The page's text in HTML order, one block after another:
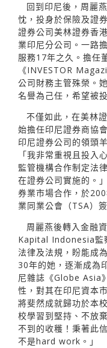
回到印尼後，周麗
忱，投身於保險及證
證券公司美林證券香
業印尼分公司。一路
服務17年之久。擔任
《INVESTOR
公司財務主管殊榮。
名譽為己任，希望被
不僅如此，在美林
始擔任印尼證券商協
印尼證券公司的領頭
「我非常重視且投入
監管機構合作制定法
在證券公司實施的。
券業市場合作，於
業同業公會（TSA）
周麗燕後轉入金融
Kapital Indonesia監
法律及法規，盼能成
30年的她，逐漸成為
尼雜誌《Globe Asia
性，對其在印尼資本
將斐然成就歸功於本
校學習到堅持、不放
不到的收穫！秉著此
不是hard work。」